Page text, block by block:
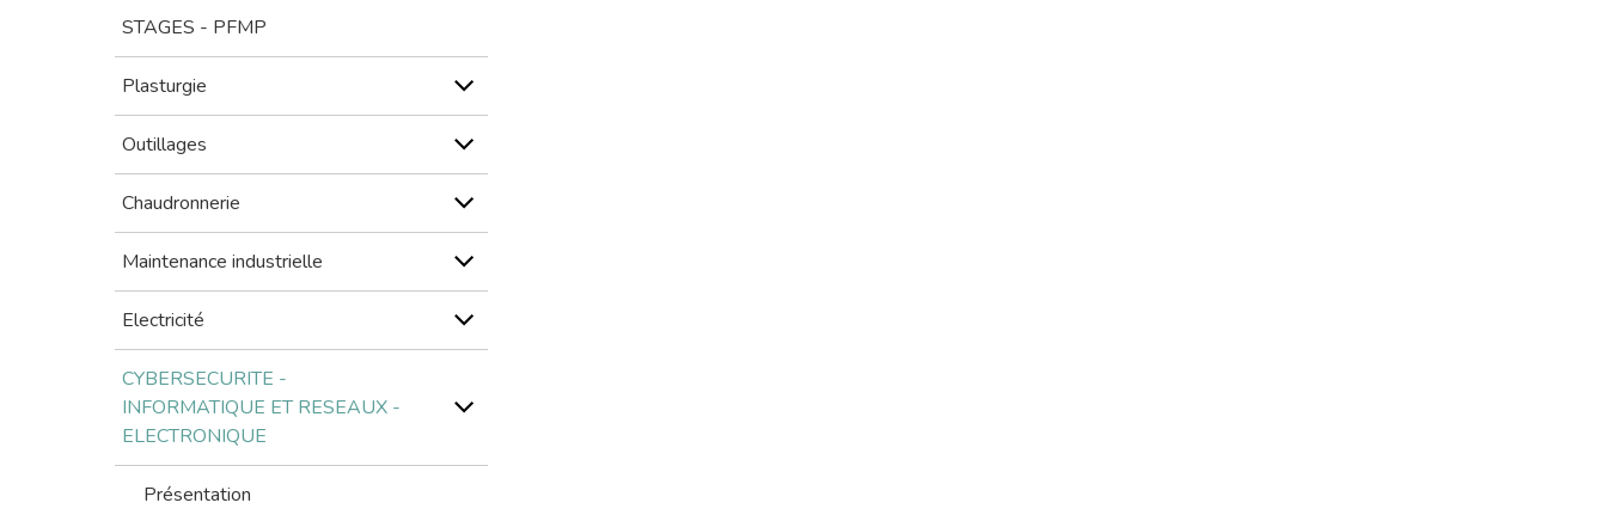
STAGES - PFMP
Plasturgie
Outillages
Chaudronnerie
Maintenance industrielle
Electricité
CYBERSECURITE -
INFORMATIQUE ET RESEAUX -
ELECTRONIQUE
Présentation